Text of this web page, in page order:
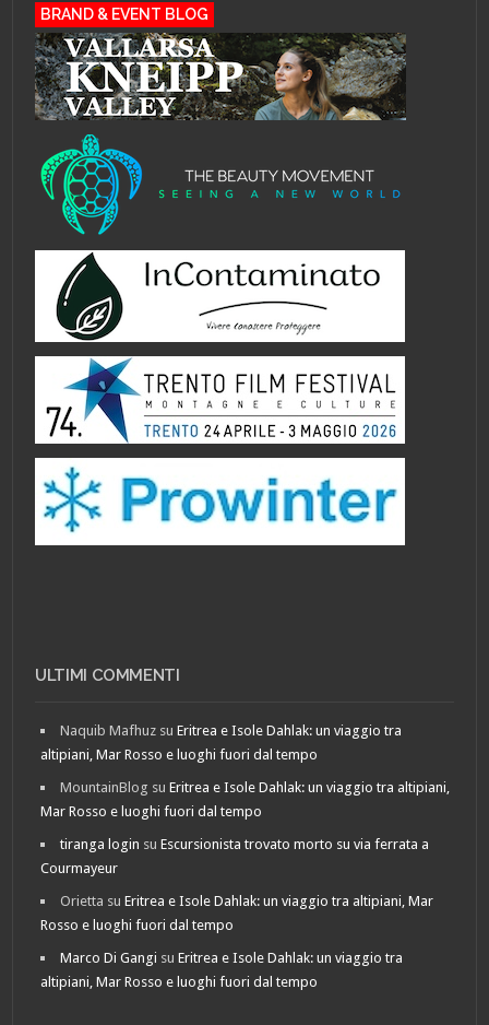
BRAND & EVENT BLOG
ULTIMI COMMENTI
Naquib Mafhuz suEritrea e Isole Dahlak: un viaggio tra
altipiani, Mar Rosso e luoghi fuori dal tempo
MountainBlog suEritrea e Isole Dahlak: un viaggio tra altipiani,
Mar Rosso e luoghi fuori dal tempo
tiranga login suEscursionista trovato morto su via ferrata a
Courmayeur
Orietta suEritrea e Isole Dahlak: un viaggio tra altipiani, Mar
Rosso e luoghi fuori dal tempo
Marco Di Gangi suEritrea e Isole Dahlak: un viaggio tra
altipiani, Mar Rosso e luoghi fuori dal tempo